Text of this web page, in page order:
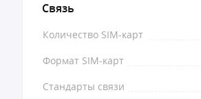
Связь
Количество SIM-карт
Формат SIM-карт
Стандарты связи